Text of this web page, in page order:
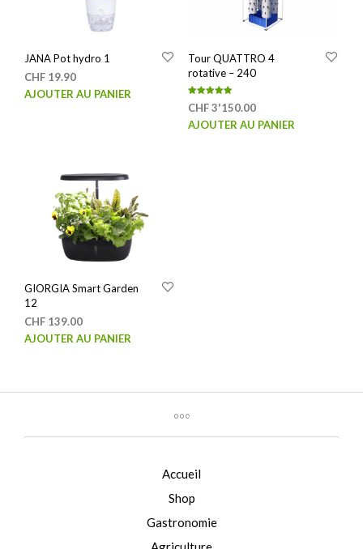
JANA Pot hydro 1
CHF 19.90
AJOUTER AU PANIER
Tour QUATTRO 4
rotative – 240
Note
5.00
CHF3'150.00
AJOUTER AU PANIER
GIORGIA Smart Garden
12
CHF 139.00
AJOUTER AU PANIER
Accueil
Shop
Gastronomie